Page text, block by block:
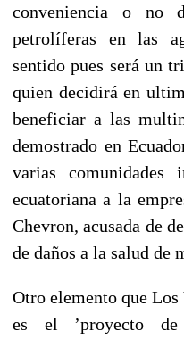
conveniencia o no
petrolíferas en las
sentido pues será un
quien decidirá en
beneficiar a las
demostrado en
varias comunidades
ecuatoriana a la
Chevron, acusada de
de daños a la salud de
Otro elemento que
es el ’proyecto de